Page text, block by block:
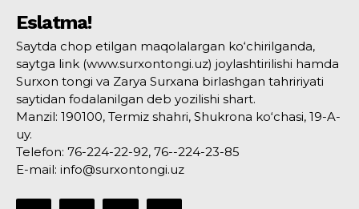
Eslatma!
Saytda chop etilgan maqolalargan ko‘chirilganda,
saytga link (www.surxontongi.uz) joylashtirilishi hamda
Surxon tongi va Zarya Surxana birlashgan tahririyati
saytidan fodalanilgan deb yozilishi shart.
Manzil: 190100, Termiz shahri, Shukrona ko‘chasi, 19-A-
uy.
Telefon: 76-224-22-92, 76--224-23-85
E-mail: info@surxontongi.uz